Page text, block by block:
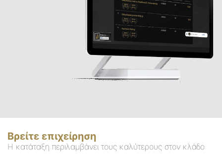
Βρείτε επιχείρηση
Η κατάταξη περιλαμβάνει τους καλύτερους στον κλάδο